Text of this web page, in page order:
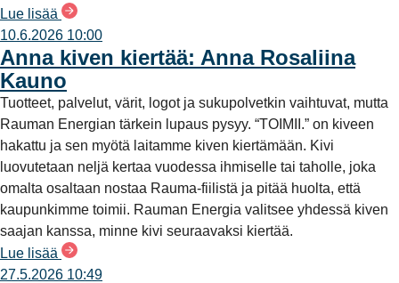
Lue lisää
10.6.2026 10:00
Anna kiven kiertää: Anna Rosaliina
Kauno
Tuotteet, palvelut, värit, logot ja sukupolvetkin vaihtuvat, mutta
Rauman Energian tärkein lupaus pysyy. “TOIMII.” on kiveen
hakattu ja sen myötä laitamme kiven kiertämään. Kivi
luovutetaan neljä kertaa vuodessa ihmiselle tai taholle, joka
omalta osaltaan nostaa Rauma-fiilistä ja pitää huolta, että
kaupunkimme toimii. Rauman Energia valitsee yhdessä kiven
saajan kanssa, minne kivi seuraavaksi kiertää.
Lue lisää
27.5.2026 10:49